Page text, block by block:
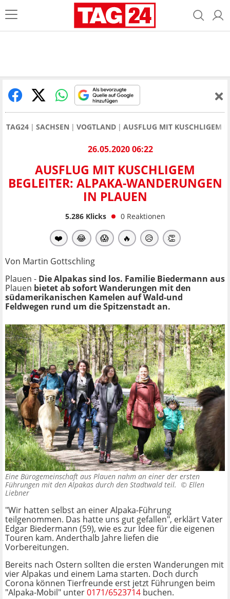
TAG24 SACHSEN VOGTLAND AUSFLUG MIT KUSCHLIGEM
26.05.2020 06:22
AUSFLUG MIT KUSCHLIGEM
BEGLEITER: ALPAKA-WANDERUNGEN
IN PLAUEN
5.286Klicks 0 Reaktionen
❤️ 😂 😱 🔥 😥 👏
Von Martin Gottschling
Plauen - Die Alpakas sind los. Familie Biedermann aus
Plauen bietet ab sofort Wanderungen mit den
südamerikanischen Kamelen auf Wald-und
Feldwegen rund um die Spitzenstadt an.
Eine Bürogemeinschaft aus Plauen nahm an einer der ersten
Führungen mit den Alpakas durch den Stadtwald teil. © Ellen
Liebner
"Wir hatten selbst an einer Alpaka-Führung
teilgenommen. Das hatte uns gut gefallen", erklärt Vater
Edgar Biedermann (59), wie es zur Idee für die eigenen
Touren kam. Anderthalb Jahre liefen die
Vorbereitungen.
Bereits nach Ostern sollten die ersten Wanderungen mit
vier Alpakas und einem Lama starten. Doch durch
Corona können Tierfreunde erst jetzt Führungen beim
"Alpaka-Mobil" unter0171/6523714 buchen.